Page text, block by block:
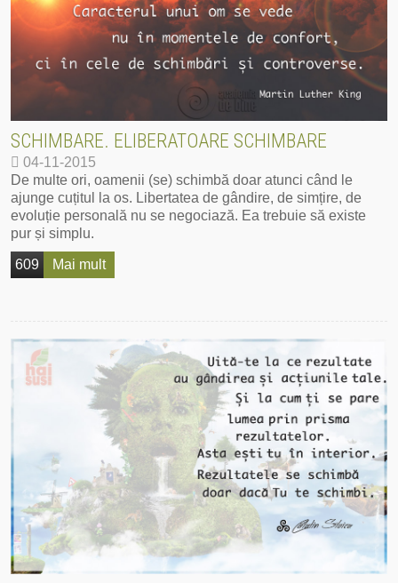
SCHIMBARE. ELIBERATOARE SCHIMBARE
04-11-2015
De multe ori, oamenii (se) schimbă doar atunci când le
ajunge cuțitul la os. Libertatea de gândire, de simțire, de
evoluție personală nu se negociază. Ea trebuie să existe
pur și simplu.
Mai mult
609